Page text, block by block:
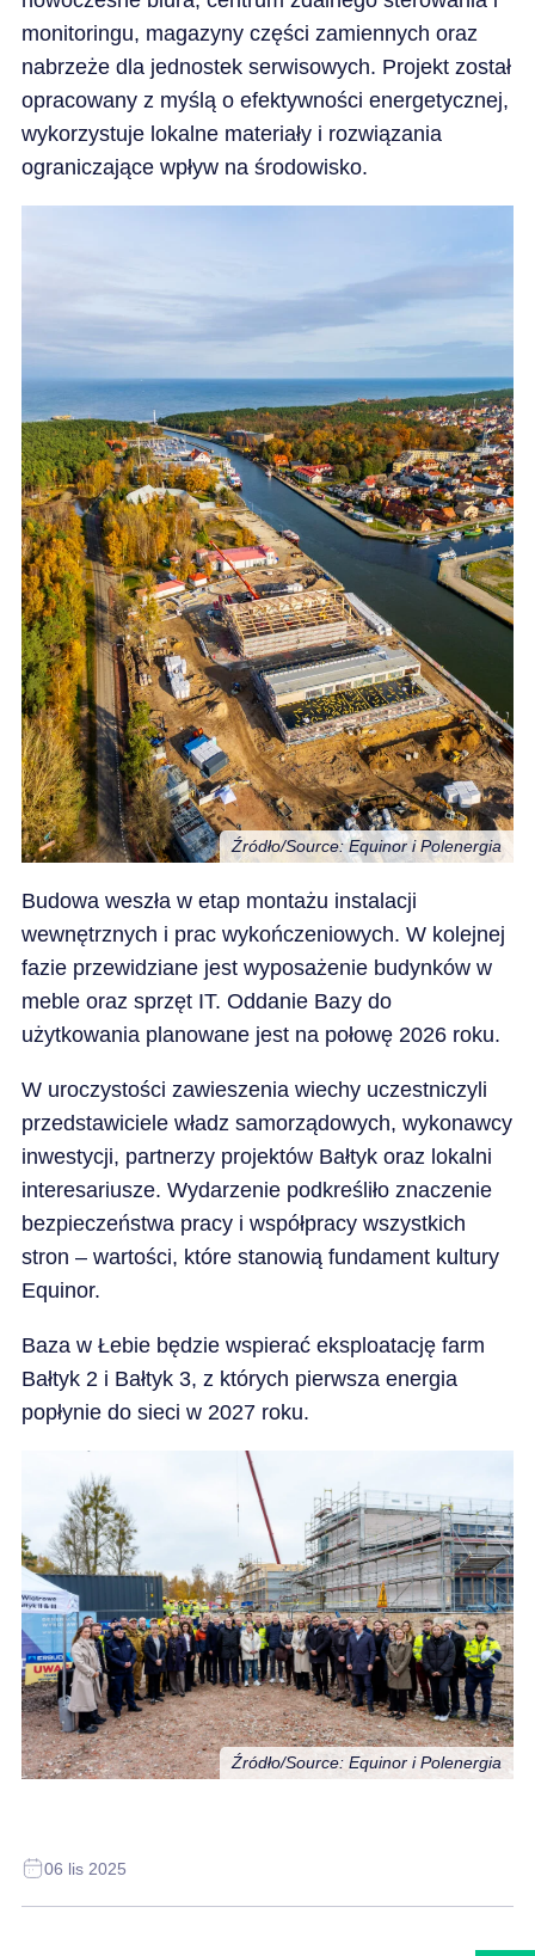
monitoringu, magazyny części zamiennych oraz
nabrzeże dla jednostek serwisowych. Projekt został
opracowany z myślą o efektywności energetycznej,
wykorzystuje lokalne materiały i rozwiązania
ograniczające wpływ na środowisko.
Źródło/Source: Equinor i Polenergia
Budowa weszła w etap montażu instalacji
wewnętrznych i prac wykończeniowych. W kolejnej
fazie przewidziane jest wyposażenie budynków w
meble oraz sprzęt IT. Oddanie Bazy do
użytkowania planowane jest na połowę 2026 roku.
W uroczystości zawieszenia wiechy uczestniczyli
przedstawiciele władz samorządowych, wykonawcy
inwestycji, partnerzy projektów Bałtyk oraz lokalni
interesariusze. Wydarzenie podkreśliło znaczenie
bezpieczeństwa pracy i współpracy wszystkich
stron – wartości, które stanowią fundament kultury
Equinor.
Baza w Łebie będzie wspierać eksploatację farm
Bałtyk 2 i Bałtyk 3, z których pierwsza energia
popłynie do sieci w 2027 roku.
Źródło/Source: Equinor i Polenergia
06 lis 2025